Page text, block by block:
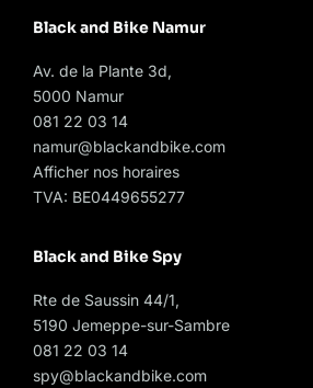
Black and Bike Namur
Av. de la Plante 3d,
5000 Namur
081 22 03 14
namur@blackandbike.com
Afficher nos horaires
TVA: BE0449655277
Black and Bike Spy
Rte de Saussin 44/1,
5190 Jemeppe-sur-Sambre
081 22 03 14
spy@blackandbike.com